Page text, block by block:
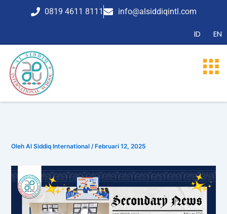
0819 4611 8111 info@alsiddiqintl.com
ID EN
OlehAl Siddiq International/Februari 12, 2025